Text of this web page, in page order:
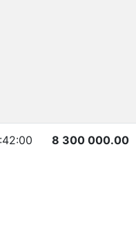
8 300 000.00